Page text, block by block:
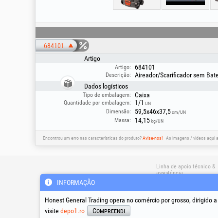
684101
Artigo
Artigo: 684101
Descrição:
Aireador/Scarificador sem
Dados logísticos
Tipo de embalagem: Caixa
Quantidade por embalagem: 1/1 UN
Dimensão: 59,5x46x37,5cm/UN
Massa: 14,15 kg/UN
Encontrou um erro nas características do produto?Avise-nos! As imagens / vídeos aqui
Linha de apoio técnico &
assistência
suport@honest.ro
INFORMAÇÃO
Honest General Trading opera no comércio por grosso, dirigido
visite depo1.ro Compreendi